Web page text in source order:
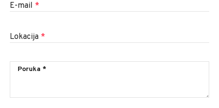
E-mail *
Lokacija *